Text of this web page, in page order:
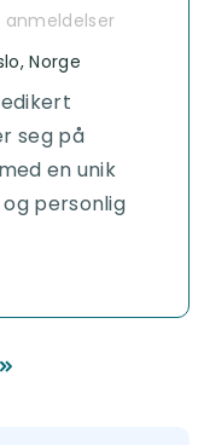
anmeldelser
seg på
en unik
personlig
Norge